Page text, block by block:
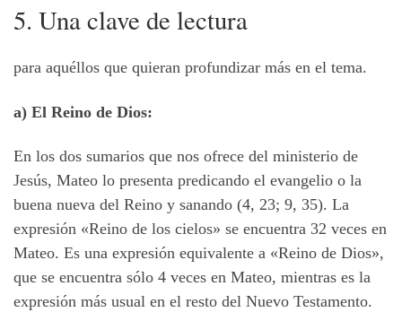
5. Una clave de lectura
para aquéllos que quieran profundizar más en el tema.
a) El Reino de Dios:
En los dos sumarios que nos ofrece del ministerio de
Jesús, Mateo lo presenta predicando el evangelio o la
buena nueva del Reino y sanando (4, 23; 9, 35). La
expresión «Reino de los cielos» se encuentra 32 veces en
Mateo. Es una expresión equivalente a «Reino de Dios»,
que se encuentra sólo 4 veces en Mateo, mientras es la
expresión más usual en el resto del Nuevo Testamento.